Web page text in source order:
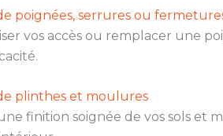
poignées, serrures ou
vos accès ou remplacer une
plinthes et moulures
finition soignée de vos sols et